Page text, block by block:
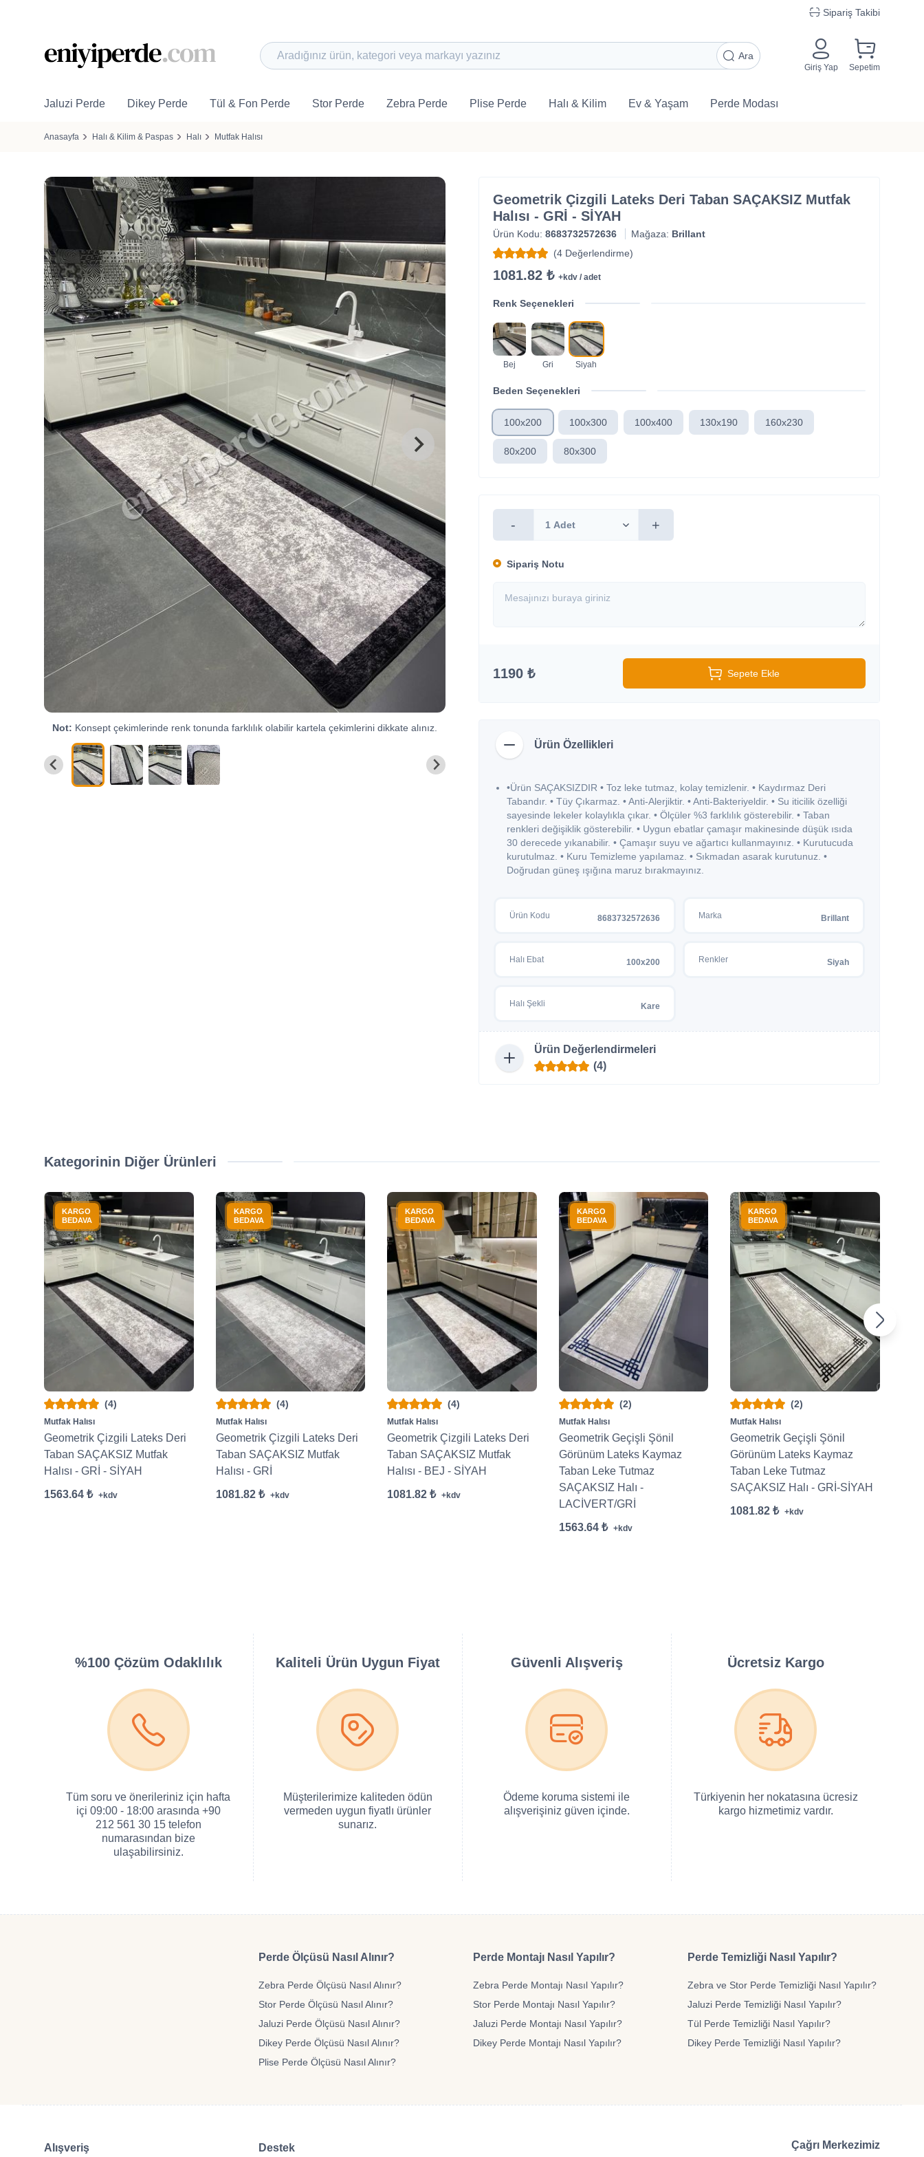
Sipariş Takibi
Giriş Yap Sepetim
Ara
Jaluzi Perde Dikey Perde Tül & Fon Perde Stor Perde Zebra Perde Plise Perde Halı & Kilim Ev & Yaşam Perde Modası
Anasayfa Halı & Kilim & Paspas Halı Mutfak Halısı
Not: Konsept çekimlerinde renk tonunda farklılık olabilir kartela çekimlerini dikkate alınız.
Geometrik Çizgili Lateks Deri Taban SAÇAKSIZ Mutfak
Halısı - GRİ - SİYAH
Ürün Kodu: 8683732572636 Mağaza: Brillant
(4 Değerlendirme)
1081.82 ₺ +kdv / adet
Renk Seçenekleri
Bej Gri Siyah
Beden Seçenekleri
100x200 100x300 100x400 130x190 160x230
80x200 80x300
- +
Sipariş Notu
1190 ₺ Sepete Ekle
Ürün Özellikleri
•Ürün SAÇAKSIZDIR • Toz leke tutmaz, kolay temizlenir. • Kaydırmaz Deri
Tabandır. • Tüy Çıkarmaz. • Anti-Alerjiktir. • Anti-Bakteriyeldir. • Su iticilik özelliği
sayesinde lekeler kolaylıkla çıkar. • Ölçüler %3 farklılık gösterebilir. • Taban
renkleri değişiklik gösterebilir. • Uygun ebatlar çamaşır makinesinde düşük ısıda
30 derecede yıkanabilir. • Çamaşır suyu ve ağartıcı kullanmayınız. • Kurutucuda
kurutulmaz. • Kuru Temizleme yapılamaz. • Sıkmadan asarak kurutunuz. •
Doğrudan güneş ışığına maruz bırakmayınız.
Ürün Kodu 8683732572636 Marka Brillant
Halı Ebat 100x200 Renkler Siyah
Halı Şekli Kare
Ürün Değerlendirmeleri
(4)
Kategorinin Diğer Ürünleri
KARGO
BEDAVA
(4)
Mutfak Halısı
Geometrik Çizgili Lateks Deri
Taban SAÇAKSIZ Mutfak
Halısı - GRİ - SİYAH
1563.64 ₺ +kdv
KARGO
BEDAVA
(4)
Mutfak Halısı
Geometrik Çizgili Lateks Deri
Taban SAÇAKSIZ Mutfak
Halısı - GRİ
1081.82 ₺
+kdv
KARGO
BEDAVA
(4)
Mutfak Halısı
Geometrik Çizgili Lateks Deri
Taban SAÇAKSIZ Mutfak
Halısı - BEJ - SİYAH
1081.82 ₺ +kdv
KARGO
BEDAVA
(2)
Mutfak Halısı
Geometrik Geçişli Şönil
Görünüm Lateks Kaymaz
Taban Leke Tutmaz
SAÇAKSIZ Halı -
LACİVERT/GRİ
1563.64 ₺ +kdv
KARGO
BEDAVA
(2)
Mutfak Halısı
Geometrik Geçişli Şönil
Görünüm Lateks Kaymaz
Taban Leke Tutmaz
SAÇAKSIZ Halı - GRİ-SİYAH
1081.82 ₺ +kdv
%100 Çözüm Odaklılık
Tüm soru ve önerileriniz için hafta
içi 09:00 - 18:00 arasında +90
212 561 30 15 telefon
numarasından bize
ulaşabilirsiniz.
Kaliteli Ürün Uygun Fiyat
Müşterilerimize kaliteden ödün
vermeden uygun fiyatlı ürünler
sunarız.
Güvenli Alışveriş
Ödeme koruma sistemi ile
alışverişiniz güven içinde.
Ücretsiz Kargo
Türkiyenin her nokatasına ücresiz
kargo hizmetimiz vardır.
Perde Ölçüsü Nasıl Alınır?
Zebra Perde Ölçüsü Nasıl Alınır?
Stor Perde Ölçüsü Nasıl Alınır?
Jaluzi Perde Ölçüsü Nasıl Alınır?
Dikey Perde Ölçüsü Nasıl Alınır?
Plise Perde Ölçüsü Nasıl Alınır?
Perde Montajı Nasıl Yapılır?
Zebra Perde Montajı Nasıl Yapılır?
Stor Perde Montajı Nasıl Yapılır?
Jaluzi Perde Montajı Nasıl Yapılır?
Dikey Perde Montajı Nasıl Yapılır?
Perde Temizliği Nasıl Yapılır?
Zebra ve Stor Perde Temizliği Nasıl Yapılır?
Jaluzi Perde Temizliği Nasıl Yapılır?
Tül Perde Temizliği Nasıl Yapılır?
Dikey Perde Temizliği Nasıl Yapılır?
Alışveriş Destek Çağrı Merkezimiz